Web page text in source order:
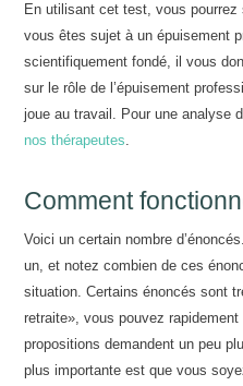
En utilisant cet test, vous
vous êtes sujet à un épuisement
scientifiquement fondé, il vous
sur le rôle de l’épuisement
joue au travail. Pour une analyse
nos thérapeutes.
Comment
Voici un certain nombre
un, et notez combien de ces
situation. Certains énoncés sont
retraite», vous pouvez rapidement
propositions demandent un peu
plus importante est que vous